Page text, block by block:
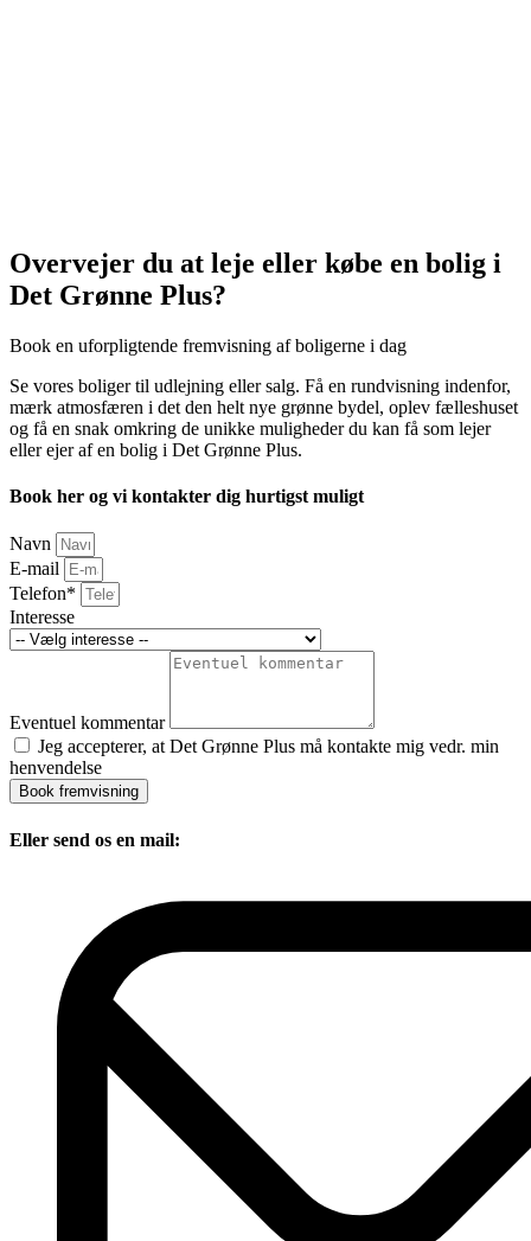
Overvejer du at leje eller købe en bolig i
Det Grønne Plus?
Book en uforpligtende fremvisning af boligerne i dag
Se vores boliger til udlejning eller salg. Få en rundvisning indenfor,
mærk atmosfæren i det den helt nye grønne bydel, oplev fælleshuset
og få en snak omkring de unikke muligheder du kan få som lejer
eller ejer af en bolig i Det Grønne Plus.
Book her og vi kontakter dig hurtigst muligt
Navn
E-mail
Telefon*
Interesse
Eventuel kommentar
Jeg accepterer, at Det Grønne Plus må kontakte mig vedr. min
henvendelse
Book fremvisning
Eller send os en mail: